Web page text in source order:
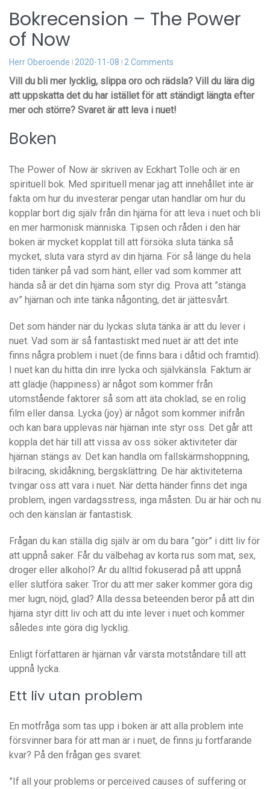
Bokrecension – The Power
of Now
Herr Oberoende 2020-11-08 2 Comments
Vill du bli mer lycklig, slippa oro och rädsla? Vill du lära dig
att uppskatta det du har istället för att ständigt längta efter
mer och större? Svaret är att leva i nuet!
Boken
The Power of Now är skriven av Eckhart Tolle och är en
spirituell bok. Med spirituell menar jag att innehållet inte är
fakta om hur du investerar pengar utan handlar om hur du
kopplar bort dig själv från din hjärna för att leva i nuet och bli
en mer harmonisk människa. Tipsen och råden i den här
boken är mycket kopplat till att försöka sluta tänka så
mycket, sluta vara styrd av din hjärna. För så länge du hela
tiden tänker på vad som hänt, eller vad som kommer att
hända så är det din hjärna som styr dig. Prova att ”stänga
av” hjärnan och inte tänka någonting, det är jättesvårt.
Det som händer när du lyckas sluta tänka är att du lever i
nuet. Vad som är så fantastiskt med nuet är att det inte
finns några problem i nuet (de finns bara i dåtid och framtid).
I nuet kan du hitta din inre lycka och självkänsla. Faktum är
att glädje (happiness) är något som kommer från
utomstående faktorer så som att äta choklad, se en rolig
film eller dansa. Lycka (joy) är något som kommer inifrån
och kan bara upplevas när hjärnan inte styr oss. Det går att
koppla det här till att vissa av oss söker aktiviteter där
hjärnan stängs av. Det kan handla om fallskärmshoppning,
bilracing, skidåkning, bergsklättring. De här aktiviteterna
tvingar oss att vara i nuet. När detta händer finns det inga
problem, ingen vardagsstress, inga måsten. Du är här och nu
och den känslan är fantastisk.
Frågan du kan ställa dig själv är om du bara ”gör” i ditt liv för
att uppnå saker. Får du välbehag av korta rus som mat, sex,
droger eller alkohol? Är du alltid fokuserad på att uppnå
eller slutföra saker. Tror du att mer saker kommer göra dig
mer lugn, nöjd, glad? Alla dessa beteenden beror på att din
hjärna styr ditt liv och att du inte lever i nuet och kommer
således inte göra dig lycklig.
Enligt författaren är hjärnan vår värsta motståndare till att
uppnå lycka.
Ett liv utan problem
En motfråga som tas upp i boken är att alla problem inte
försvinner bara för att man är i nuet, de finns ju fortfarande
kvar? På den frågan ges svaret:
”If all your problems or perceived causes of suffering or